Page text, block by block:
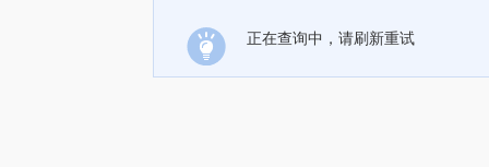
正在查询中，请刷新重试